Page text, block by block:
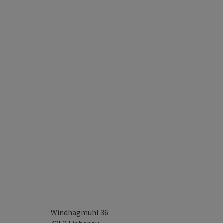
Windhagmühl 36